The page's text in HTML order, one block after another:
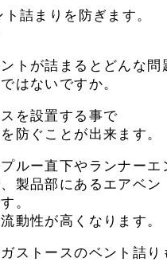
詰まりを防ぎます。
トが詰まるとどんな
はないですか。
を設置する事で
防ぐことが出来ます。
ルー直下やランナーエ
製品部にあるエアベン
。
動性が高くなります。
ストースのベント詰